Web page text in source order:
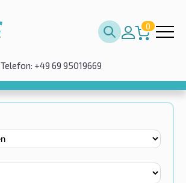
0
Telefon: +49 69 95019669